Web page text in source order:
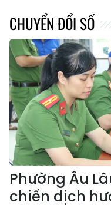
CHUYỂN ĐỔI SỐ
Phường Âu
chiến dịch